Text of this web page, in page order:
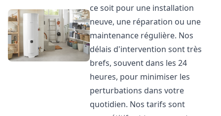
ce soit pour une installation
neuve, une réparation ou une
maintenance régulière. Nos
délais d'intervention sont très
brefs, souvent dans les 24
heures, pour minimiser les
perturbations dans votre
quotidien. Nos tarifs sont